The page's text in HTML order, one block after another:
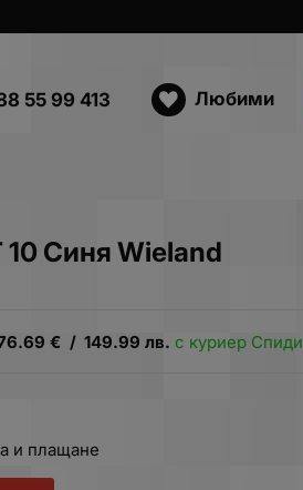
55 99 413 Любими
Синя Wieland
€ / 149.99 лв. с куриер Спиди
и плащане